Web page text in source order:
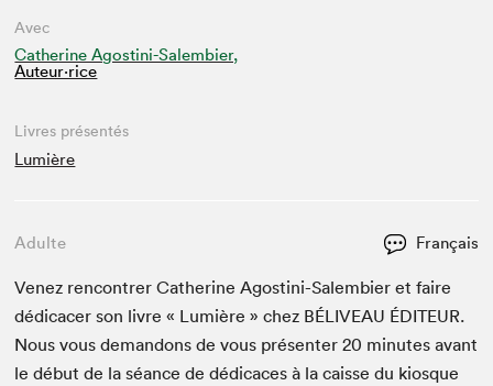
Avec
Catherine Agostini-Salembier,
Auteur·rice
Livres présentés
Lumière
Adulte Français
Venez ren­con­tr­er Cather­ine Agos­ti­ni-Salem­bier et faire
dédi­cac­er son livre « Lumière » chez BÉLIVEAU ÉDI­TEUR.
Nous vous deman­dons de vous présen­ter20 min­utes avant
le début de la séance de dédi­caces à la caisse du kiosque